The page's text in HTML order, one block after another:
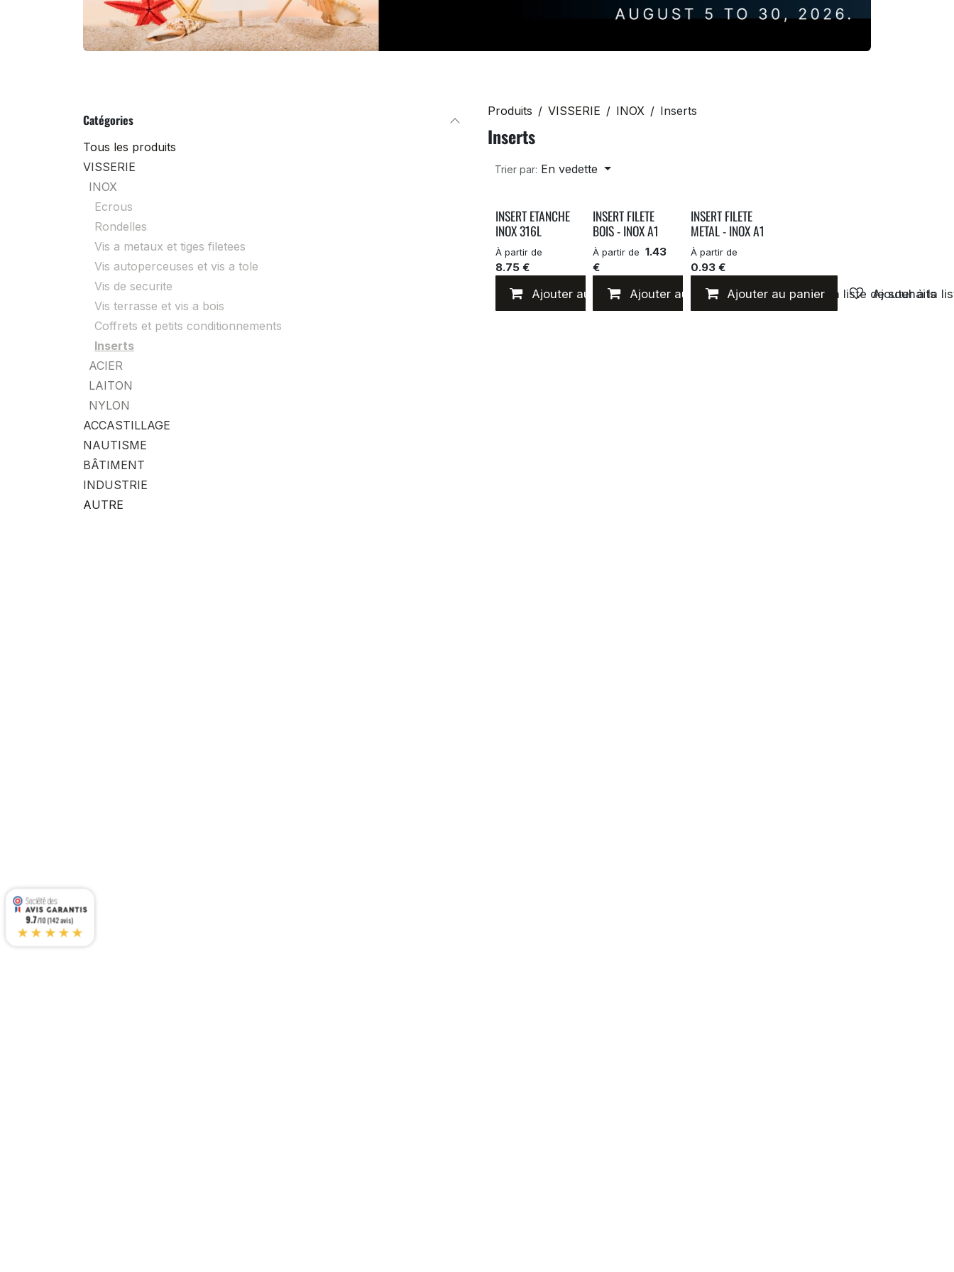
Catégories
Tous les produits
VISSERIE
INOX
Ecrous
Rondelles
Vis a metaux et tiges filetees
Vis autoperceuses et vis a tole
Vis de securite
Vis terrasse et vis a bois
Coffrets et petits conditionnements
Inserts
ACIER
LAITON
NYLON
ACCASTILLAGE
NAUTISME
BÂTIMENT
INDUSTRIE
AUTRE
Produits VISSERIE INOX Inserts
Inserts
Trier par: En vedette
INSERT ETANCHE
INOX 316L
À partir de
8.75 €
Ajouter au panier Ajouter à la liste de souhaits
INSERT FILETE
BOIS - INOX A1
À partir de 1.43
€
Ajouter au panier Ajouter à la liste de souhaits
INSERT FILETE
METAL - INOX A1
À partir de
0.93 €
Ajouter au panier Ajouter à la
9.7/10 (142 avis)
★★★★★